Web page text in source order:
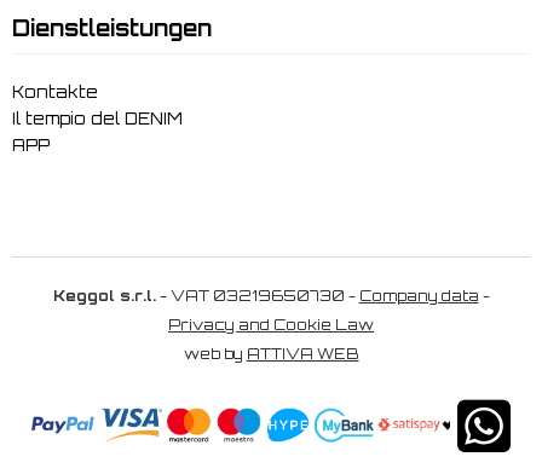
Dienstleistungen
Kontakte
Il tempio del DENIM
APP
Keggol s.r.l.- VAT 03219650730 - Company data -
Privacy and Cookie Law
web by ATTIVA WEB